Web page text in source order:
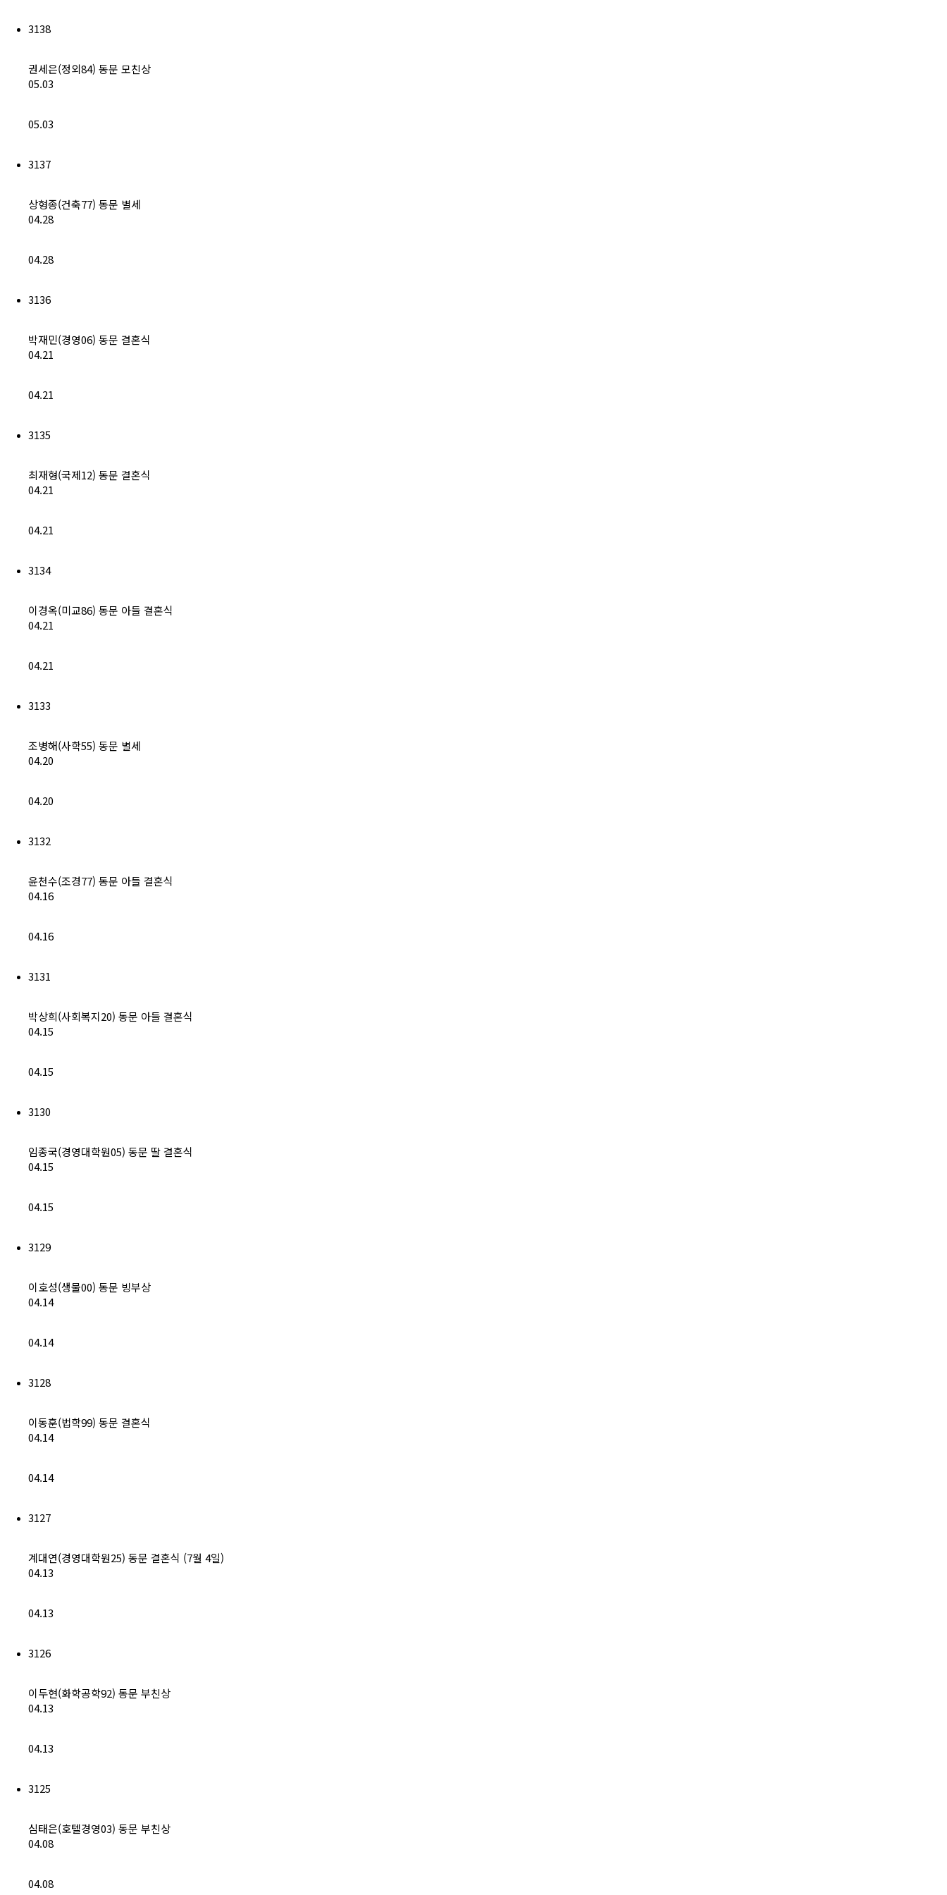
3138
권세은(정외84) 동문 모친상
05.03
05.03
3137
상형종(건축77) 동문 별세
04.28
04.28
3136
박재민(경영06) 동문 결혼식
04.21
04.21
3135
최재형(국제12) 동문 결혼식
04.21
04.21
3134
이경옥(미교86) 동문 아들 결혼식
04.21
04.21
3133
조병해(사학55) 동문 별세
04.20
04.20
3132
윤천수(조경77) 동문 아들 결혼식
04.16
04.16
3131
박상희(사회복지20) 동문 아들 결혼식
04.15
04.15
3130
임종국(경영대학원05) 동문 딸 결혼식
04.15
04.15
3129
이호성(생물00) 동문 빙부상
04.14
04.14
3128
이동훈(법학99) 동문 결혼식
04.14
04.14
3127
계대연(경영대학원25) 동문 결혼식 (7월 4일)
04.13
04.13
3126
이두현(화학공학92) 동문 부친상
04.13
04.13
3125
심태은(호텔경영03) 동문 부친상
04.08
04.08